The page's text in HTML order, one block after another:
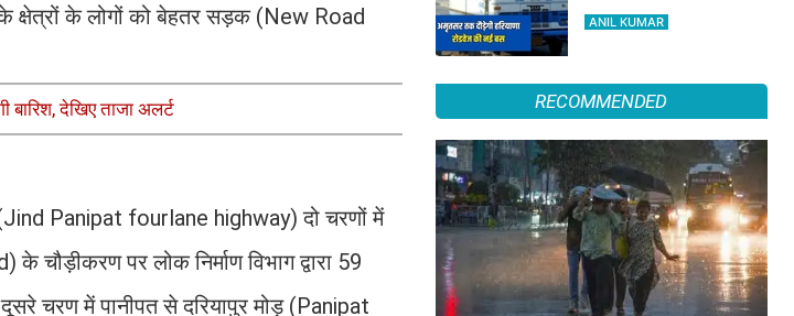
क्षेत्रों के लोगों को बेहतर सड़क (New Road
देखिए ताजा अलर्ट
(Jind Panipat fourlane highway) दो चरणों में
पर लोक निर्माण विभाग द्वारा 59
चरण में पानीपत से दरियापुर मोड़ (Panipat
रोडवेज की नई बस, देखें पूरा
ANIL KUMAR
RECOMMENDED